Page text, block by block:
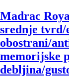
Madrac
srednje tvrd/
obostrani/
memorijske
debljina/